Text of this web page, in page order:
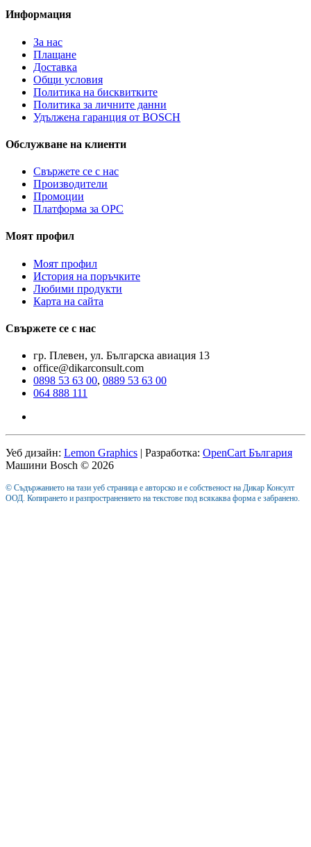
Информация
За нас
Плащане
Доставка
Общи условия
Политика на бисквитките
Политика за личните данни
Удължена гаранция от BOSCH
Обслужване на клиенти
Свържете се с нас
Производители
Промоции
Платформа за ОРС
Моят профил
Моят профил
История на поръчките
Любими продукти
Карта на сайта
Свържете се с нас
гр. Плевен, ул. Българска авиация 13
office@dikarconsult.com
0898 53 63 00, 0889 53 63 00
064 888 111
Уеб дизайн: Lemon Graphics | Разработка: OpenCart България
Машини Bosch © 2026
© Съдържанието на тази уеб страница е авторско и е собственост на Дикар Консулт
ООД. Копирането и разпространението на текстове под всякаква форма е забранено.